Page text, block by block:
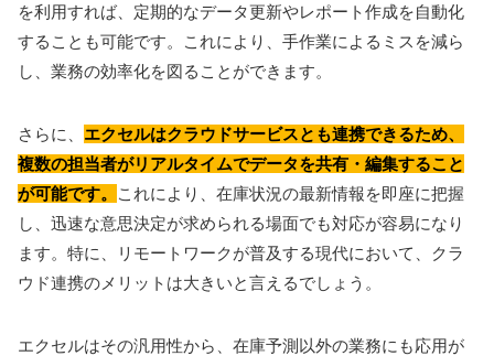
を利用すれば、定期的なデータ更新やレポート作成を自動化
することも可能です。これにより、手作業によるミスを減ら
し、業務の効率化を図ることができます。
さらに、 エクセルはクラウドサービスとも連携できるため、
複数の担当者がリアルタイムでデータを共有・編集すること
が可能です。
これにより、在庫状況の最新情報を即座に把握
し、迅速な意思決定が求められる場面でも対応が容易になり
ます。特に、リモートワークが普及する現代において、クラ
ウド連携のメリットは大きいと言えるでしょう。
エクセルはその汎用性から、在庫予測以外の業務にも応用が